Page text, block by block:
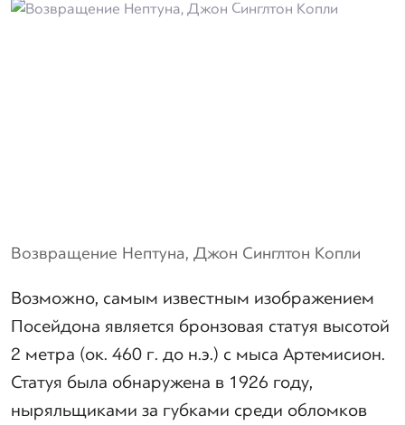
Возвращение Нептуна, Джон Синглтон Копли
Возможно, самым известным изображением
Посейдона является бронзовая статуя высотой
2 метра (ок. 460 г. до н.э.) с мыса Артемисион.
Статуя была обнаружена в 1926 году,
ныряльщиками за губками среди обломков